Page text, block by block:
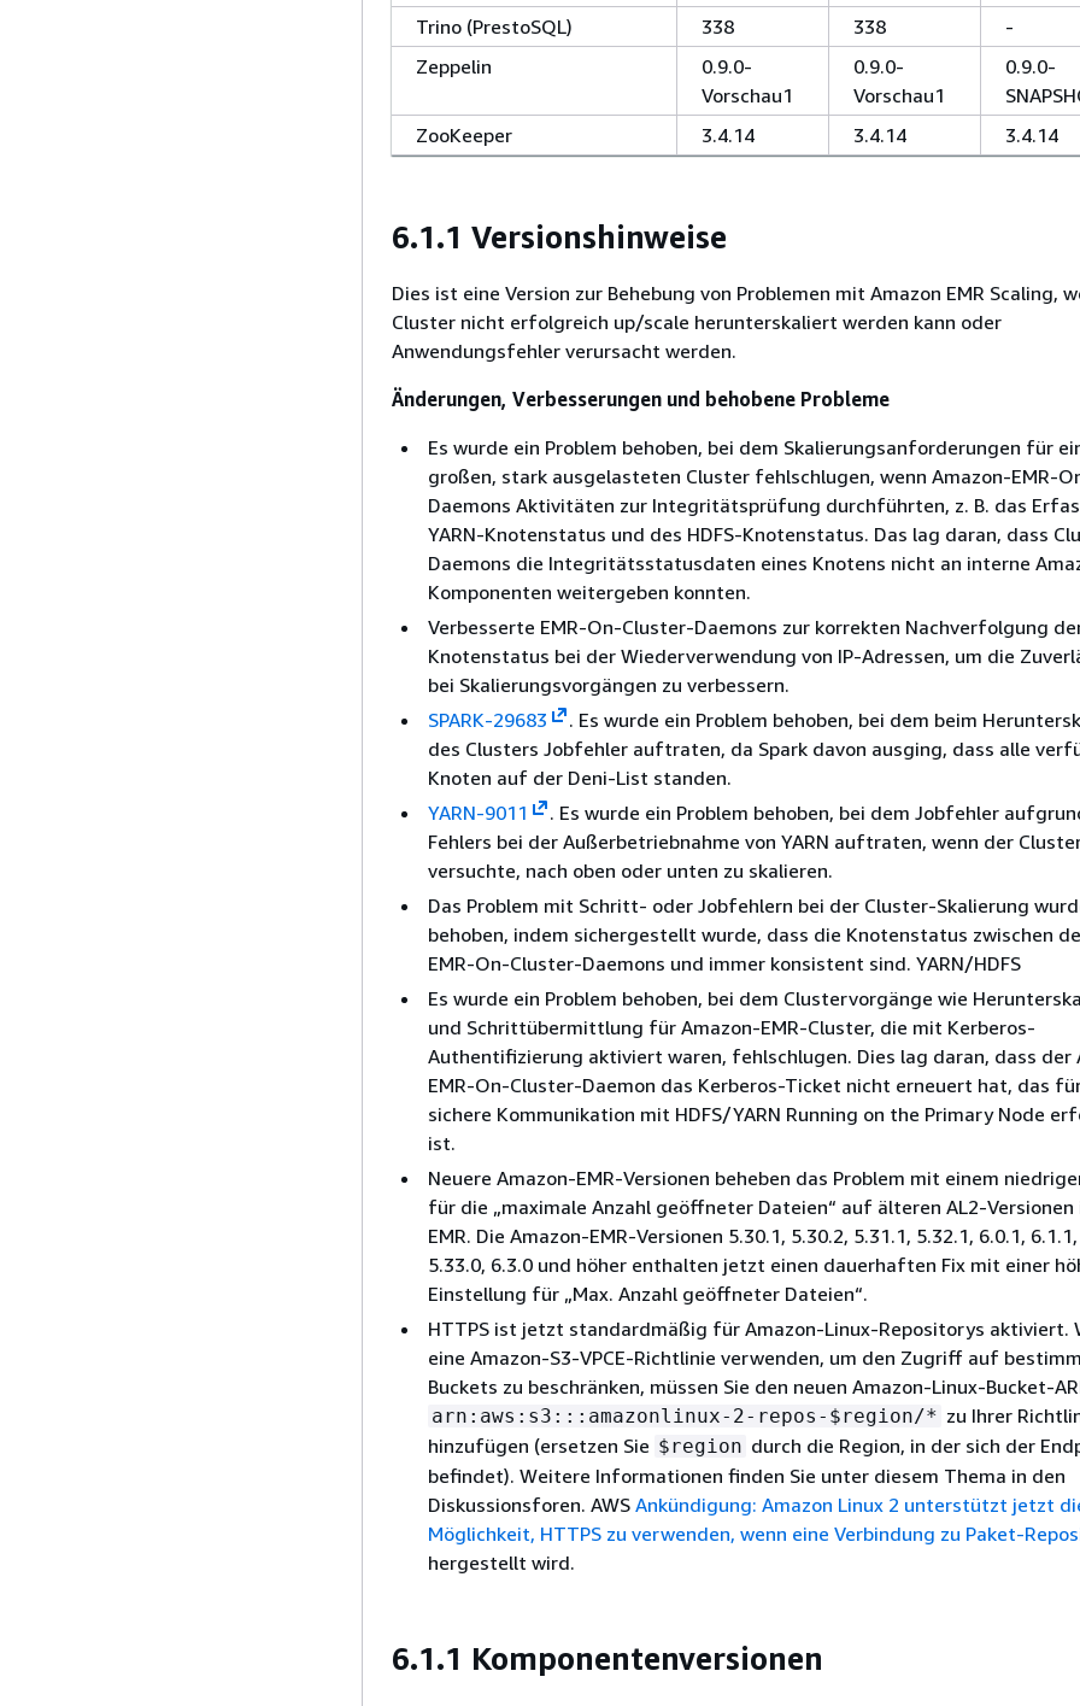
Trino (PrestoSQL)
338 338 -
Zeppelin
0.9.0-
Vorschau1
0.9.0-
Vorschau1
0.9.0-
ZooKeeper
3.4.14 3.4.14 3.4.14
6.1.1 Versionshinweise
Dies ist eine Version zur Behebung von Problemen mit Amazon EMR Scaling,
Cluster nicht erfolgreich up/scale herunterskaliert werden kann oder
Anwendungsfehler verursacht werden.
Änderungen, Verbesserungen und behobene Probleme
Es wurde ein Problem behoben, bei dem Skalierungsanforderungen für
großen, stark ausgelasteten Cluster fehlschlugen, wenn Amazon-EMR-
Daemons Aktivitäten zur Integritätsprüfung durchführten, z. B. das
YARN-Knotenstatus und des HDFS-Knotenstatus. Das lag daran, dass
Daemons die Integritätsstatusdaten eines Knotens nicht an interne
Komponenten weitergeben konnten.
Verbesserte EMR-On-Cluster-Daemons zur korrekten Nachverfolgung
Knotenstatus bei der Wiederverwendung von IP-Adressen, um die
bei Skalierungsvorgängen zu verbessern.
SPARK-29683
. Es wurde ein Problem behoben, bei dem beim
des Clusters Jobfehler auftraten, da Spark davon ausging, dass alle
Knoten auf der Deni-List standen.
YARN-9011
. Es wurde ein Problem behoben, bei dem Jobfehler
Fehlers bei der Außerbetriebnahme von YARN auftraten, wenn der
versuchte, nach oben oder unten zu skalieren.
Das Problem mit Schritt- oder Jobfehlern bei der Cluster-Skalierung
behoben, indem sichergestellt wurde, dass die Knotenstatus zwischen
EMR-On-Cluster-Daemons und immer konsistent sind. YARN/HDFS
Es wurde ein Problem behoben, bei dem Clustervorgänge wie
und Schrittübermittlung für Amazon-EMR-Cluster, die mit Kerberos-
Authentifizierung aktiviert waren, fehlschlugen. Dies lag daran, dass der
EMR-On-Cluster-Daemon das Kerberos-Ticket nicht erneuert hat, das
sichere Kommunikation mit HDFS/YARN Running on the Primary Node
ist.
Neuere Amazon-EMR-Versionen beheben das Problem mit einem
für die „maximale Anzahl geöffneter Dateien“ auf älteren AL2-Versionen
EMR. Die Amazon-EMR-Versionen 5.30.1, 5.30.2, 5.31.1, 5.32.1, 6.0.1,
5.33.0, 6.3.0 und höher enthalten jetzt einen dauerhaften Fix mit einer
Einstellung für „Max. Anzahl geöffneter Dateien“.
HTTPS ist jetzt standardmäßig für Amazon-Linux-Repositorys aktiviert.
eine Amazon-S3-VPCE-Richtlinie verwenden, um den Zugriff auf
Buckets zu beschränken, müssen Sie den neuen Amazon-Linux-Bucket-
arn:aws:s3:::amazonlinux-2-repos-$region/* zu Ihrer
hinzufügen (ersetzen Sie $region durch die Region, in der sich der
befindet). Weitere Informationen finden Sie unter diesem Thema in den
Diskussionsforen. AWS Ankündigung: Amazon Linux 2 unterstützt jetzt
Möglichkeit, HTTPS zu verwenden, wenn eine Verbindung zu Paket-
hergestellt wird.
6.1.1 Komponentenversionen